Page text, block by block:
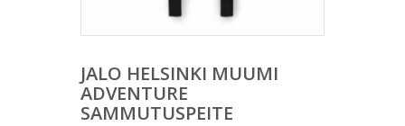
JALO HELSINKI MUUMI
ADVENTURE
SAMMUTUSPEITE